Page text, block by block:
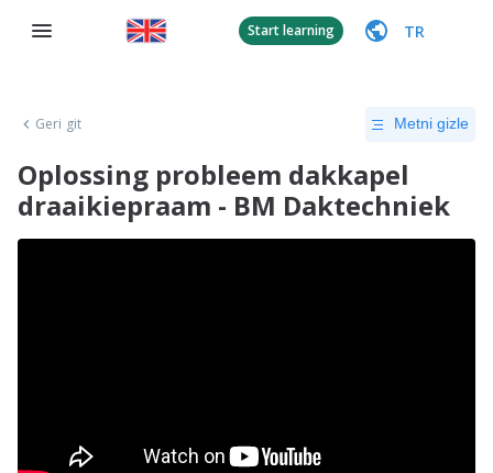
Start learning TR
Geri git Metni gizle
Oplossing probleem dakkapel
draaikiepraam - BM Daktechniek